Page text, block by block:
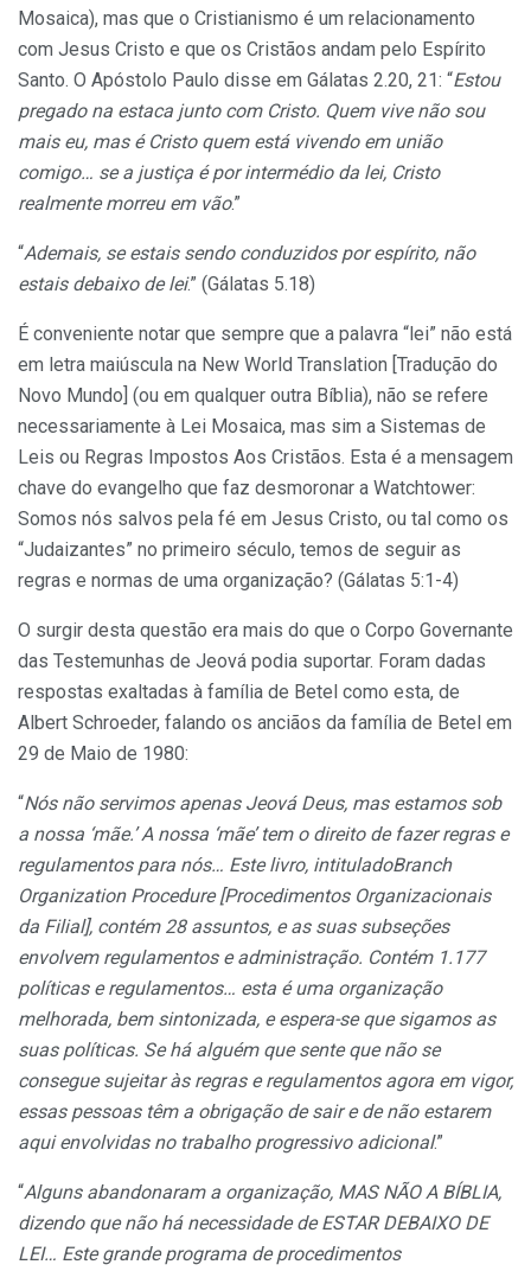
Mosaica), mas que o Cristianismo é um relacionamento
com Jesus Cristo e que os Cristãos andam pelo Espírito
Santo. O Apóstolo Paulo disse em Gálatas 2.20, 21: “Estou
pregado na estaca junto com Cristo. Quem vive não sou
mais eu, mas é Cristo quem está vivendo em união
comigo… se a justiça é por intermédio da lei, Cristo
realmente morreu em vão.”
“Ademais, se estais sendo conduzidos por espírito, não
estais debaixo de lei.” (Gálatas 5.18)
É conveniente notar que sempre que a palavra “lei” não está
em letra maiúscula na New World Translation [Tradução do
Novo Mundo] (ou em qualquer outra Bíblia), não se refere
necessariamente à Lei Mosaica, mas sim a Sistemas de
Leis ou Regras Impostos Aos Cristãos. Esta é a mensagem
chave do evangelho que faz desmoronar a Watchtower:
Somos nós salvos pela fé em Jesus Cristo, ou tal como os
“Judaizantes” no primeiro século, temos de seguir as
regras e normas de uma organização? (Gálatas 5:1-4)
O surgir desta questão era mais do que o Corpo Governante
das Testemunhas de Jeová podia suportar. Foram dadas
respostas exaltadas à família de Betel como esta, de
Albert Schroeder, falando os anciãos da família de Betel em
29 de Maio de 1980:
“Nós não servimos apenas Jeová Deus, mas estamos sob
a nossa ‘mãe.’ A nossa ‘mãe’ tem o direito de fazer regras e
regulamentos para nós… Este livro, intituladoBranch
Organization Procedure [Procedimentos Organizacionais
da Filial], contém 28 assuntos, e as suas subseções
envolvem regulamentos e administração. Contém 1.177
políticas e regulamentos… esta é uma organização
melhorada, bem sintonizada, e espera-se que sigamos as
suas políticas. Se há alguém que sente que não se
consegue sujeitar às regras e regulamentos agora em vigor,
essas pessoas têm a obrigação de sair e de não estarem
aqui envolvidas no trabalho progressivo adicional.”
“Alguns abandonaram a organização, MAS NÃO A BÍBLIA,
dizendo que não há necessidade de ESTAR DEBAIXO DE
LEI… Este grande programa de procedimentos